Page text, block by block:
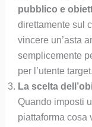
pubblico e
direttamente sul
vincere un’asta
semplicemente
per l’utente target.
La scelta
Quando imposti
piattaforma cosa